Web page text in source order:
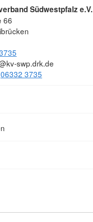
Südwestpfalz e.V.
66
swp.drk.de
06332 3735